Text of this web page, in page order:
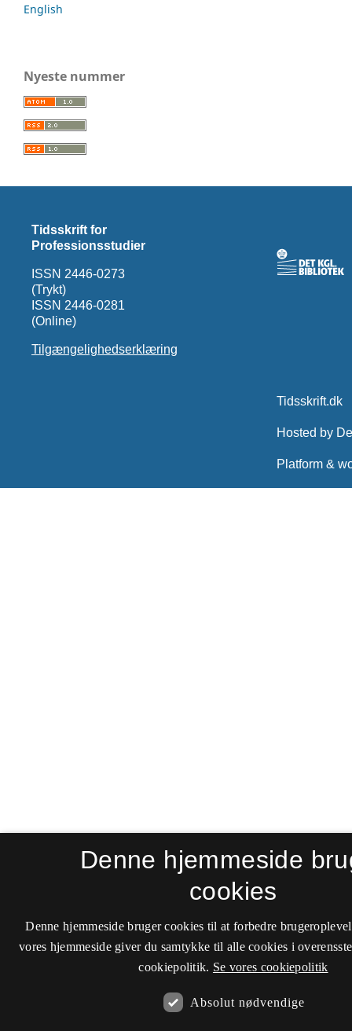
English
Nyeste nummer
Tidsskrift for
Professionsstudier
ISSN 2446-0273
(Trykt)
ISSN 2446-0281
(Online)
Tilgængelighedserklæring
Denne hjemmeside
cookies
Denne hjemmeside bruger cookies til at forbedre
vores hjemmeside giver du samtykke til alle cookies i
cookiepolitik. Se vores cookiepolitik
Absolut nødvendige